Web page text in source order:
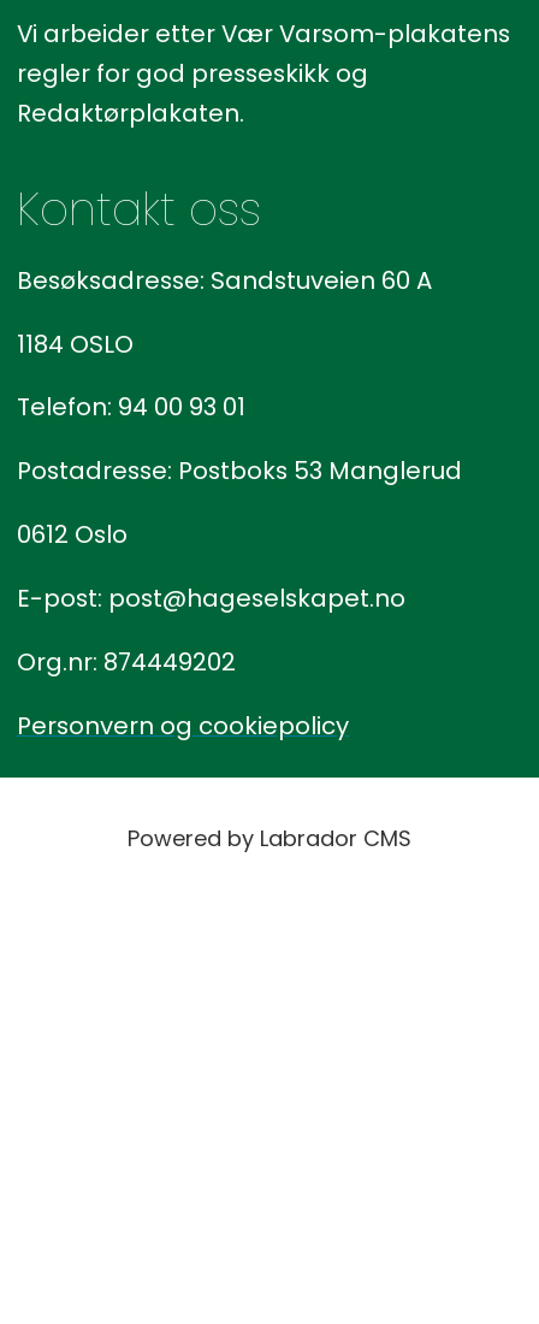
Vi arbeider etter Vær Varsom-plakatens
regler for god presseskikk og
Redaktørplakaten.
Kontakt oss
Besøksadresse: Sandstuveien 60 A
1184 OSLO
Telefon: 94 00 93 01
Postadresse: Postboks 53 Manglerud
0612 Oslo
E-post: post@hageselskapet.no
Org.nr: 874449202
Personvern og cookiepolicy
Powered by Labrador CMS